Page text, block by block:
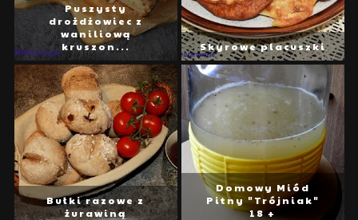
Puszysty
drożdżowiec z
waniliową
kruszon...
Skyrowe placuszki
Bułki razowe z
żurawiną
Domowy Miód
Pitny "Trójniak"
18 +